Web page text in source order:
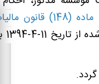
ماده (148) قانون مالیات های مستقیم